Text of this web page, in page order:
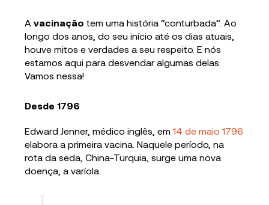
Avacinação tem uma história “conturbada”. Ao
longo dos anos, do seu início até os dias atuais,
houve mitos e verdades a seu respeito. E nós
estamos aqui para desvendar algumas delas.
Vamos nessa!
Desde 1796
Edward Jenner, médico inglês, em14 de maio 1796
elabora a primeira vacina. Naquele período, na
rota da seda, China-Turquia, surge uma nova
doença, a varíola.